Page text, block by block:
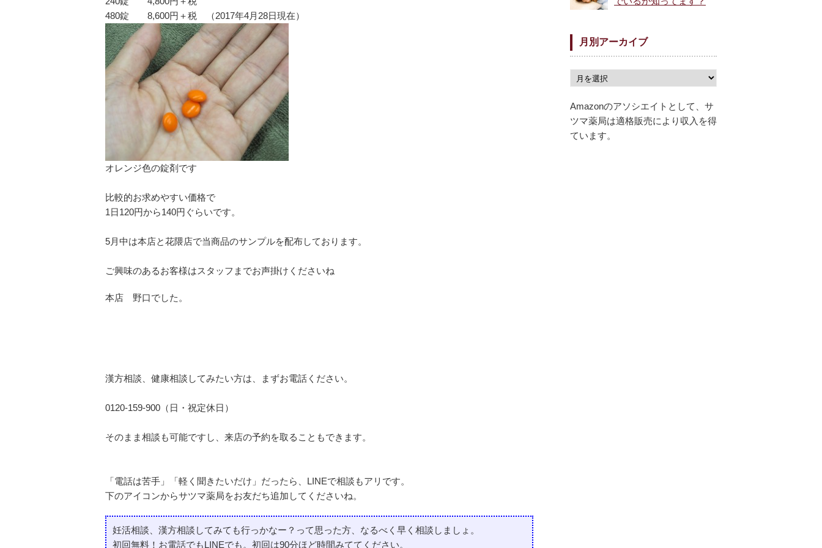
480錠 8,600円＋税 （2017年4月28日現在）
オレンジ色の錠剤です
比較的お求めやすい価格で
1日120円から140円ぐらいです。
5月中は本店と花隈店で当商品のサンプルを配布しております。
ご興味のあるお客様はスタッフまでお声掛けくださいね
本店 野口でした。
漢方相談、健康相談してみたい方は、まずお電話ください。
0120-159-900（日・祝定休日）
そのまま相談も可能ですし、来店の予約を取ることもできます。
「電話は苦手」「軽く聞きたいだけ」だったら、LINEで相談もアリです。
下のアイコンからサツマ薬局をお友だち追加してくださいね。
妊活相談、漢方相談してみても行っかなー？って思った方、なるべく早く相談しましょ。
初回無料！お電話でもLINEでも。初回は90分ほど時間みててください。
月別アーカイブ
Amazonのアソシエイトとして、サ
ツマ薬局は適格販売により収入を得
ています。